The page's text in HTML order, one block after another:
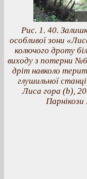
Рис. 1. 40.
особливої зони
колючого дроту
виходу з потерни
дріт навколо
глушильної
Лиса гора (b),